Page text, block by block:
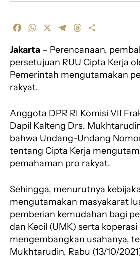
c
e
b
o
o
W
a
t
s
l
e
g
r
e
a
d
a
r
e
Jakarta – Perencanaan,
persetujuan RUU Cipta Kerja
Pemerintah mengutamakan
rakyat.
Anggota DPR RI Komisi VII
Dapil Kalteng Drs.
bahwa Undang-Undang
tentang Cipta Kerja
pemahaman pro rakyat.
Sehingga, menurutnya
mengutamakan masyakarat
pemberian kemudahan bagi
dan Kecil (UMK) serta
mengembangkan usahanya,
Mukhtarudin, Rabu (13/10/